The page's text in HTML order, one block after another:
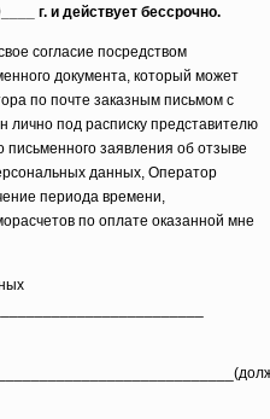
г. и действует бессрочно.
согласие посредством
документа, который может
по почте заказным письмом с
лично под расписку представителю
заявления об отзыве
данных, Оператор
периода времени,
по оплате оказанной мне